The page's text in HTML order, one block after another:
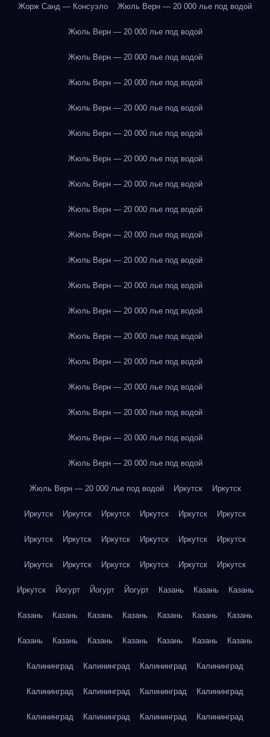
Жорж Санд — Консуэло Жюль Верн — 20 000 лье под водой
Жюль Верн — 20 000 лье под водой
Жюль Верн — 20 000 лье под водой
Жюль Верн — 20 000 лье под водой
Жюль Верн — 20 000 лье под водой
Жюль Верн — 20 000 лье под водой
Жюль Верн — 20 000 лье под водой
Жюль Верн — 20 000 лье под водой
Жюль Верн — 20 000 лье под водой
Жюль Верн — 20 000 лье под водой
Жюль Верн — 20 000 лье под водой
Жюль Верн — 20 000 лье под водой
Жюль Верн — 20 000 лье под водой
Жюль Верн — 20 000 лье под водой
Жюль Верн — 20 000 лье под водой
Жюль Верн — 20 000 лье под водой
Жюль Верн — 20 000 лье под водой
Жюль Верн — 20 000 лье под водой
Жюль Верн — 20 000 лье под водой
Жюль Верн — 20 000 лье под водой Иркутск Иркутск
Иркутск Иркутск Иркутск Иркутск Иркутск Иркутск
Иркутск Иркутск Иркутск Иркутск Иркутск Иркутск
Иркутск Иркутск Иркутск Иркутск Иркутск Иркутск
Иркутск Йогурт Йогурт Йогурт Казань Казань Казань
Казань Казань Казань Казань Казань Казань Казань
Казань Казань Казань Казань Казань Казань Казань
Калининград Калининград Калининград Калининград
Калининград Калининград Калининград Калининград
Калининград Калининград Калининград Калининград